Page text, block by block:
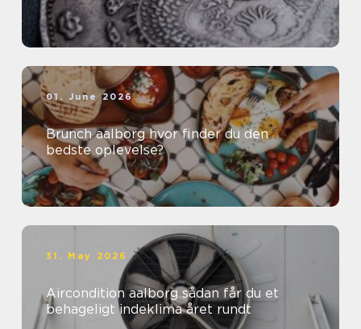
01. June 2026
Brunch aalborg hvor finder du den
bedste oplevelse?
31. May 2026
Aircondition aalborg sådan får du et
behageligt indeklima året rundt